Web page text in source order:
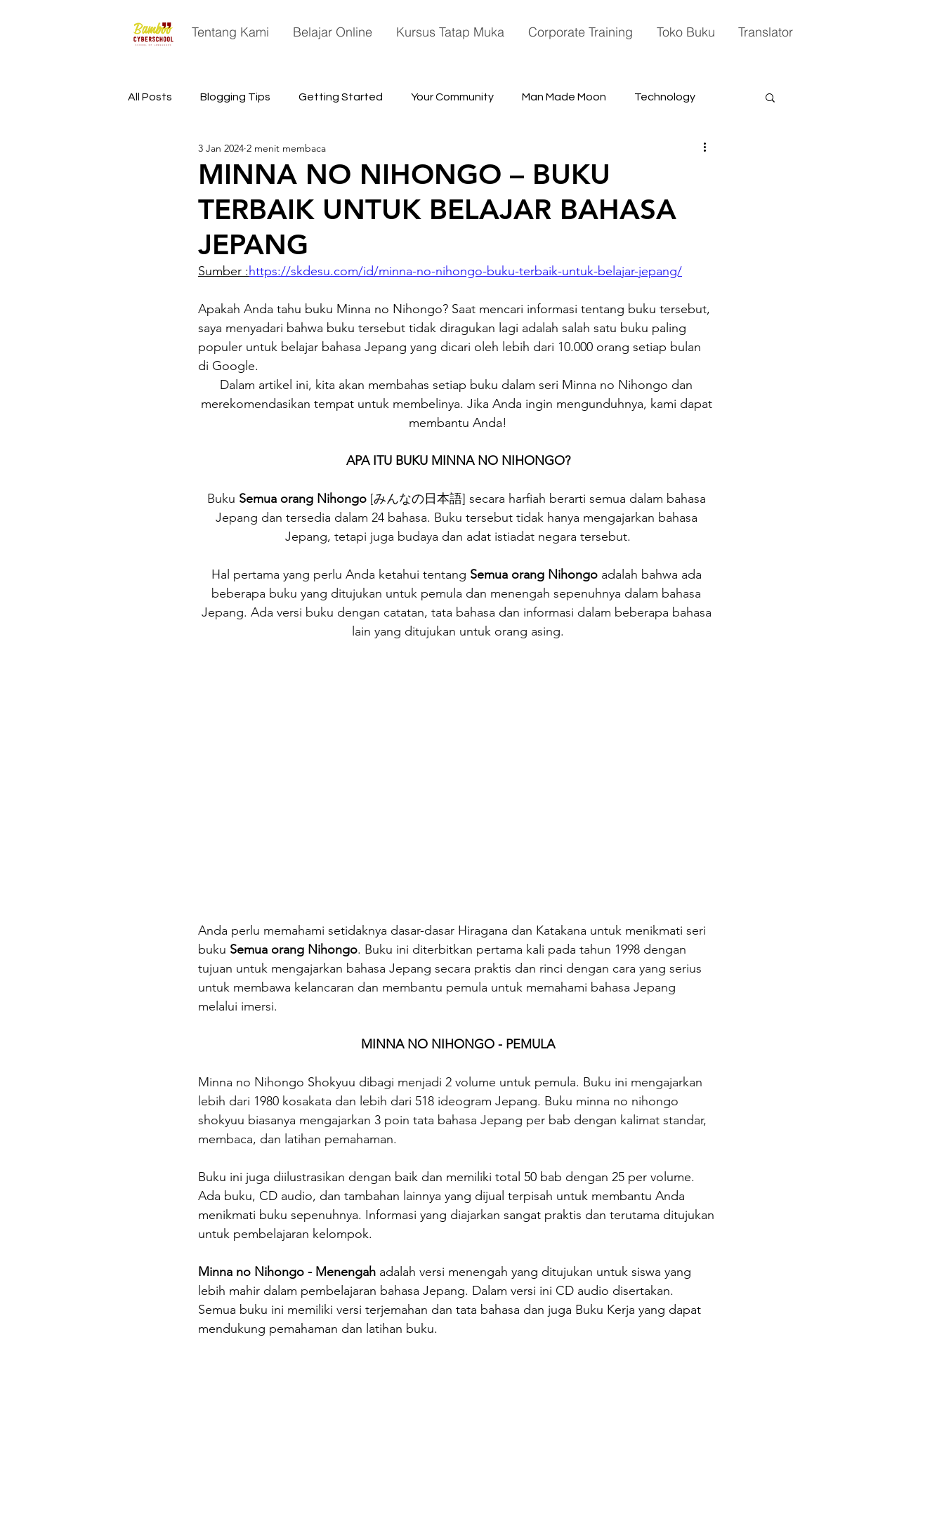
Tentang Kami Belajar Online Kursus Tatap Muka Corporate Training Toko Buku Translator
All Posts Blogging Tips Getting Started Your Community Man Made Moon Technology
Astronomy Space
MINNA NO NIHONGO – BUKU
TERBAIK UNTUK BELAJAR BAHASA
JEPANG
3 Jan 2024 2 menit membaca
Sumber :https://skdesu.com/id/minna-no-nihongo-buku-terbaik-untuk-belajar-jepang/
Apakah Anda tahu buku Minna no Nihongo? Saat mencari informasi tentang buku tersebut,
saya menyadari bahwa buku tersebut tidak diragukan lagi adalah salah satu buku paling
populer untuk belajar bahasa Jepang yang dicari oleh lebih dari 10.000 orang setiap bulan
di Google.
Dalam artikel ini, kita akan membahas setiap buku dalam seri Minna no Nihongo dan
merekomendasikan tempat untuk membelinya. Jika Anda ingin mengunduhnya, kami dapat
membantu Anda!
APA ITU BUKU MINNA NO NIHONGO?
Buku Semua orang Nihongo [みんなの日本語] secara harfiah berarti semua dalam bahasa
Jepang dan tersedia dalam 24 bahasa. Buku tersebut tidak hanya mengajarkan bahasa
Jepang, tetapi juga budaya dan adat istiadat negara tersebut.
Hal pertama yang perlu Anda ketahui tentang Semua orang Nihongo adalah bahwa ada
beberapa buku yang ditujukan untuk pemula dan menengah sepenuhnya dalam bahasa
Jepang. Ada versi buku dengan catatan, tata bahasa dan informasi dalam beberapa bahasa
lain yang ditujukan untuk orang asing.
Anda perlu memahami setidaknya dasar-dasar Hiragana dan Katakana untuk menikmati seri
buku Semua orang Nihongo. Buku ini diterbitkan pertama kali pada tahun 1998 dengan
tujuan untuk mengajarkan bahasa Jepang secara praktis dan rinci dengan cara yang serius
untuk membawa kelancaran dan membantu pemula untuk memahami bahasa Jepang
melalui imersi.
MINNA NO NIHONGO - PEMULA
Minna no Nihongo Shokyuu dibagi menjadi 2 volume untuk pemula. Buku ini mengajarkan
lebih dari 1980 kosakata dan lebih dari 518 ideogram Jepang. Buku minna no nihongo
shokyuu biasanya mengajarkan 3 poin tata bahasa Jepang per bab dengan kalimat standar,
membaca, dan latihan pemahaman.
Buku ini juga diilustrasikan dengan baik dan memiliki total 50 bab dengan 25 per volume.
Ada buku, CD audio, dan tambahan lainnya yang dijual terpisah untuk membantu Anda
menikmati buku sepenuhnya. Informasi yang diajarkan sangat praktis dan terutama ditujukan
untuk pembelajaran kelompok.
Minna no Nihongo - Menengah adalah versi menengah yang ditujukan untuk siswa yang
lebih mahir dalam pembelajaran bahasa Jepang. Dalam versi ini CD audio disertakan.
Semua buku ini memiliki versi terjemahan dan tata bahasa dan juga Buku Kerja yang dapat
mendukung pemahaman dan latihan buku.